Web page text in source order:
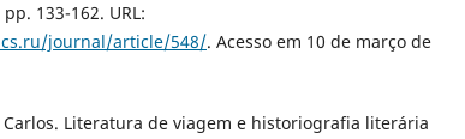
133-162. URL:
journal/article/548/. Acesso em 10 de março de
Carlos. Literatura de viagem e historiografia literária